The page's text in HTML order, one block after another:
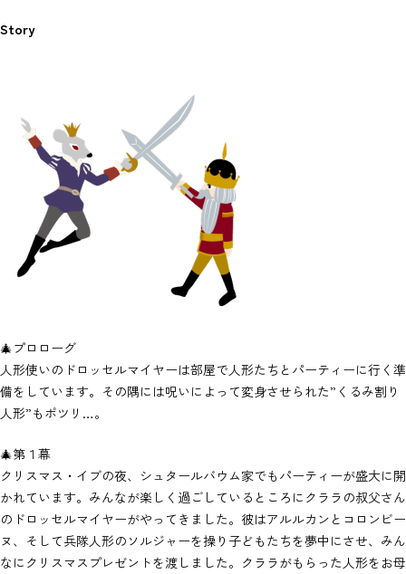
Story
🎄プロローグ
人形使いのドロッセルマイヤーは部屋で人形たちとパーティーに行く準
備をしています。その隅には呪いによって変身させられた”くるみ割り
人形”もポツリ…。
🎄第１幕
クリスマス・イブの夜、シュタールバウム家でもパーティーが盛大に開
かれています。みんなが楽しく過ごしているところにクララの叔父さん
のドロッセルマイヤーがやってきました。彼はアルルカンとコロンビー
ヌ、そして兵隊人形のソルジャーを操り子どもたちを夢中にさせ、みん
なにクリスマスプレゼントを渡しました。クララがもらった人形をお母